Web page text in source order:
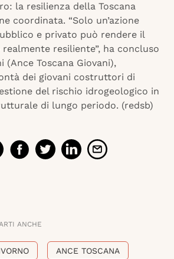
la resilienza della Toscana
coordinata. “Solo un’azione
e privato può rendere il
resiliente”, ha concluso
(Ance Toscana Giovani),
dei giovani costruttori di
del rischio idrogeologico in
di lungo periodo. (redsb)
ANCHE
ANCE TOSCANA